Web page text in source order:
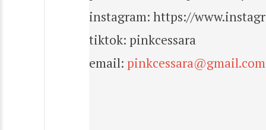
instagram: https://
tiktok: pinkcessara
email: pinkcessara@gmail.com